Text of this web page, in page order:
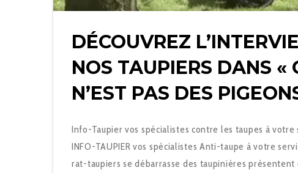
DÉCOUVREZ
NOS TAUPIERS DANS «
N’EST PAS DES
Info-Taupier vos spécialistes contre les taupes à votre
INFO-TAUPIER vos spécialistes Anti-taupe à votre
rat-taupiers se débarrasse des taupinières présentent